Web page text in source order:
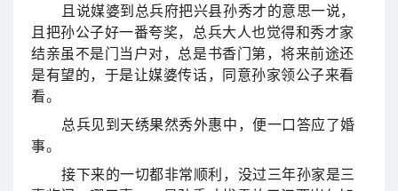
且说媒婆到总兵府把兴县孙秀才的意思一说，
且把孙公子好一番夸奖，总兵大人也觉得和秀才家
结亲虽不是门当户对，总是书香门第，将来前途还
是有望的，于是让媒婆传话，同意孙家领公子来看
看。
总兵见到天绣果然秀外惠中，便一口答应了婚
事。
接下来的一切都非常顺利，没过三年孙家是三